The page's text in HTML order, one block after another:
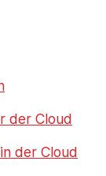
der Cloud
der Cloud